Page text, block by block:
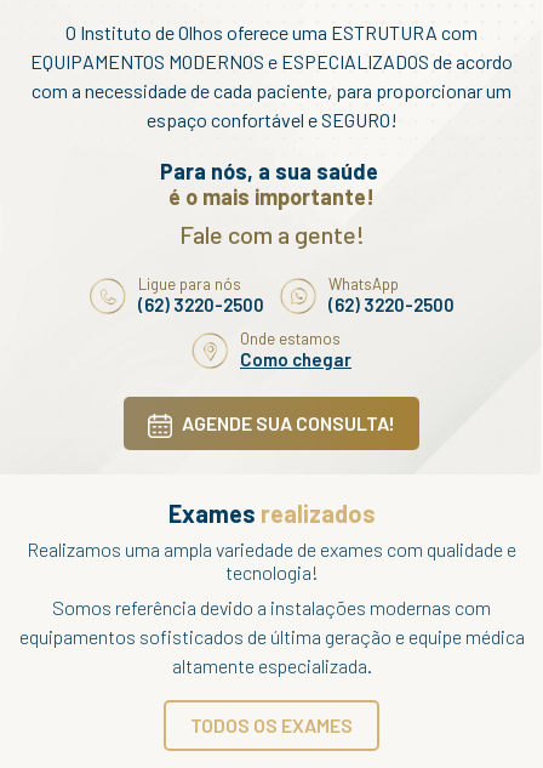
O Instituto de Olhos oferece uma ESTRUTURA com
EQUIPAMENTOS MODERNOS e ESPECIALIZADOS de acordo
com a necessidade de cada paciente, para proporcionar um
espaço confortável e SEGURO!
Para nós, a sua saúde
é o mais importante!
Fale com a gente!
Ligue para nós
(62) 3220-2500
WhatsApp
(62) 3220-2500
Onde estamos
Como chegar
AGENDE SUA CONSULTA!
Exames realizados
Realizamos uma ampla variedade de exames com qualidade e
tecnologia!
Somos referência devido a instalações modernas com
equipamentos sofisticados de última geração e equipe médica
altamente especializada.
TODOS OS EXAMES